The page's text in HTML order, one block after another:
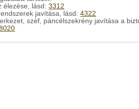
élezése, lásd:3312
javítása, lásd:4322
széf, páncélszekrény javítása a